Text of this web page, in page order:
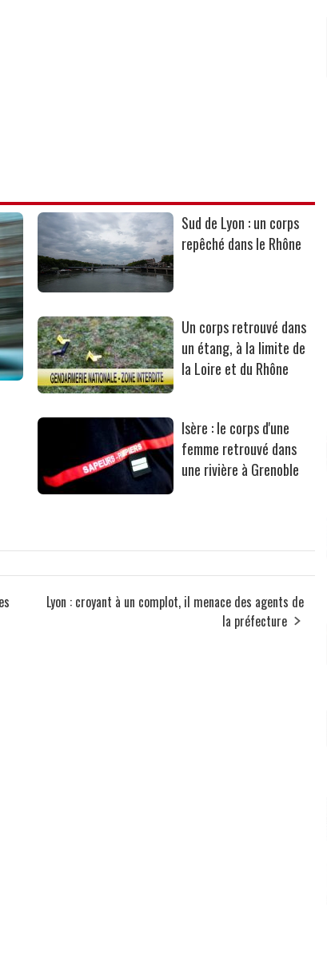
Sud de Lyon : un corps
repêché dans le Rhône
Un corps retrouvé dans
un étang, à la limite de
la Loire et du Rhône
Isère : le corps d'une
femme retrouvé dans
une rivière à Grenoble
Lyon : croyant à un complot, il menace des agents de
la préfecture